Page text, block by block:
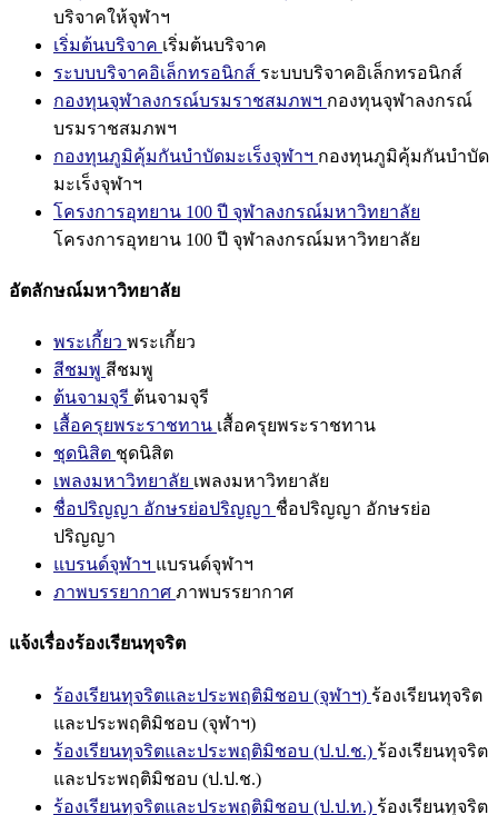
บริจาคให้จุฬาฯ
เริ่มต้นบริจาค เริ่มต้นบริจาค
ระบบบริจาคอิเล็กทรอนิกส์ ระบบบริจาคอิเล็กทรอนิกส์
กองทุนจุฬาลงกรณ์บรมราชสมภพฯ กองทุนจุฬาลงกรณ์
บรมราชสมภพฯ
กองทุนภูมิคุ้มกันบำบัดมะเร็งจุฬาฯ กองทุนภูมิคุ้มกันบำบัด
มะเร็งจุฬาฯ
โครงการอุทยาน 100 ปี จุฬาลงกรณ์มหาวิทยาลัย
โครงการอุทยาน 100 ปี จุฬาลงกรณ์มหาวิทยาลัย
อัตลักษณ์มหาวิทยาลัย
พระเกี้ยว พระเกี้ยว
สีชมพู สีชมพู
ต้นจามจุรี ต้นจามจุรี
เสื้อครุยพระราชทาน เสื้อครุยพระราชทาน
ชุดนิสิต ชุดนิสิต
เพลงมหาวิทยาลัย เพลงมหาวิทยาลัย
ชื่อปริญญา อักษรย่อปริญญา ชื่อปริญญา อักษรย่อ
ปริญญา
แบรนด์จุฬาฯ แบรนด์จุฬาฯ
ภาพบรรยากาศ ภาพบรรยากาศ
แจ้งเรื่องร้องเรียนทุจริต
ร้องเรียนทุจริตและประพฤติมิชอบ (จุฬาฯ) ร้องเรียนทุจริต
และประพฤติมิชอบ (จุฬาฯ)
ร้องเรียนทุจริตและประพฤติมิชอบ (ป.ป.ช.) ร้องเรียนทุจริต
และประพฤติมิชอบ (ป.ป.ช.)
ร้องเรียนทุจริตและประพฤติมิชอบ (ป.ป.ท.) ร้องเรียนทุจริต